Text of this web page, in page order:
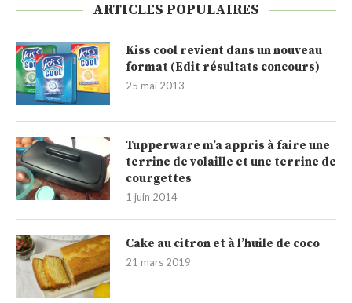
ARTICLES POPULAIRES
Kiss cool revient dans un nouveau
format (Edit résultats concours)
25 mai 2013
Tupperware m’a appris à faire une
terrine de volaille et une terrine de
courgettes
1 juin 2014
Cake au citron et à l’huile de coco
21 mars 2019